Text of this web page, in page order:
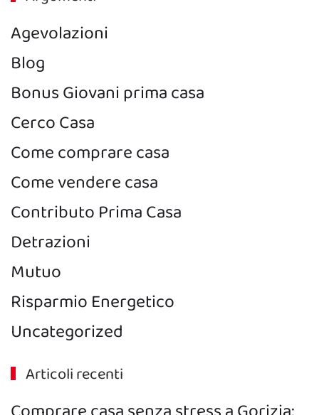
Agevolazioni
Blog
Bonus Giovani prima casa
Cerco Casa
Come comprare casa
Come vendere casa
Contributo Prima Casa
Detrazioni
Mutuo
Risparmio Energetico
Uncategorized
Articoli recenti